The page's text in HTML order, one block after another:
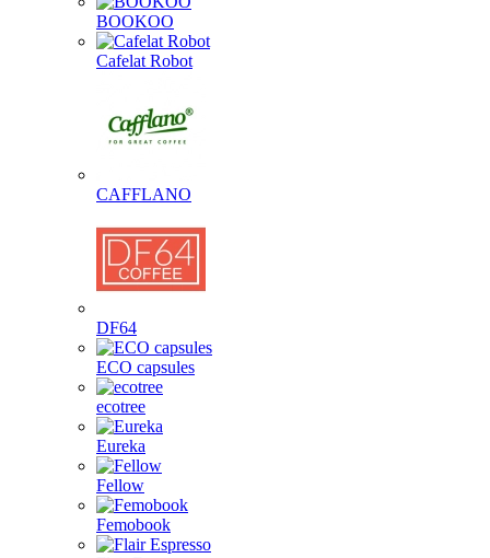
BOOKOO
Cafelat Robot
CAFFLANO
DF64
ECO capsules
ecotree
Eureka
Fellow
Femobook